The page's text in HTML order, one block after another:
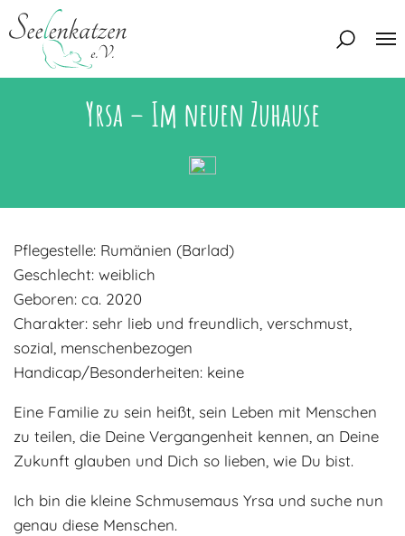
Mitglied werden
Eine Katze adoptieren
Interessentenbogen
Zuhause gesucht
Zuhause gefunden
Adoptantenberichte
Infos rund um die Katze
Deine Hilfe
Kontakt
Interessentenbogen
FAQ
Blog
Yrsa – Im neuen Zuhause
Pflegestelle: Rumänien (Barlad)
Geschlecht: weiblich
Geboren: ca. 2020
Charakter: sehr lieb und freundlich, verschmust,
sozial, menschenbezogen
Handicap/Besonderheiten: keine
Eine Familie zu sein heißt, sein Leben mit Menschen
zu teilen, die Deine Vergangenheit kennen, an Deine
Zukunft glauben und Dich so lieben, wie Du bist.
Ich bin die kleine Schmusemaus Yrsa und suche nun
genau diese Menschen.